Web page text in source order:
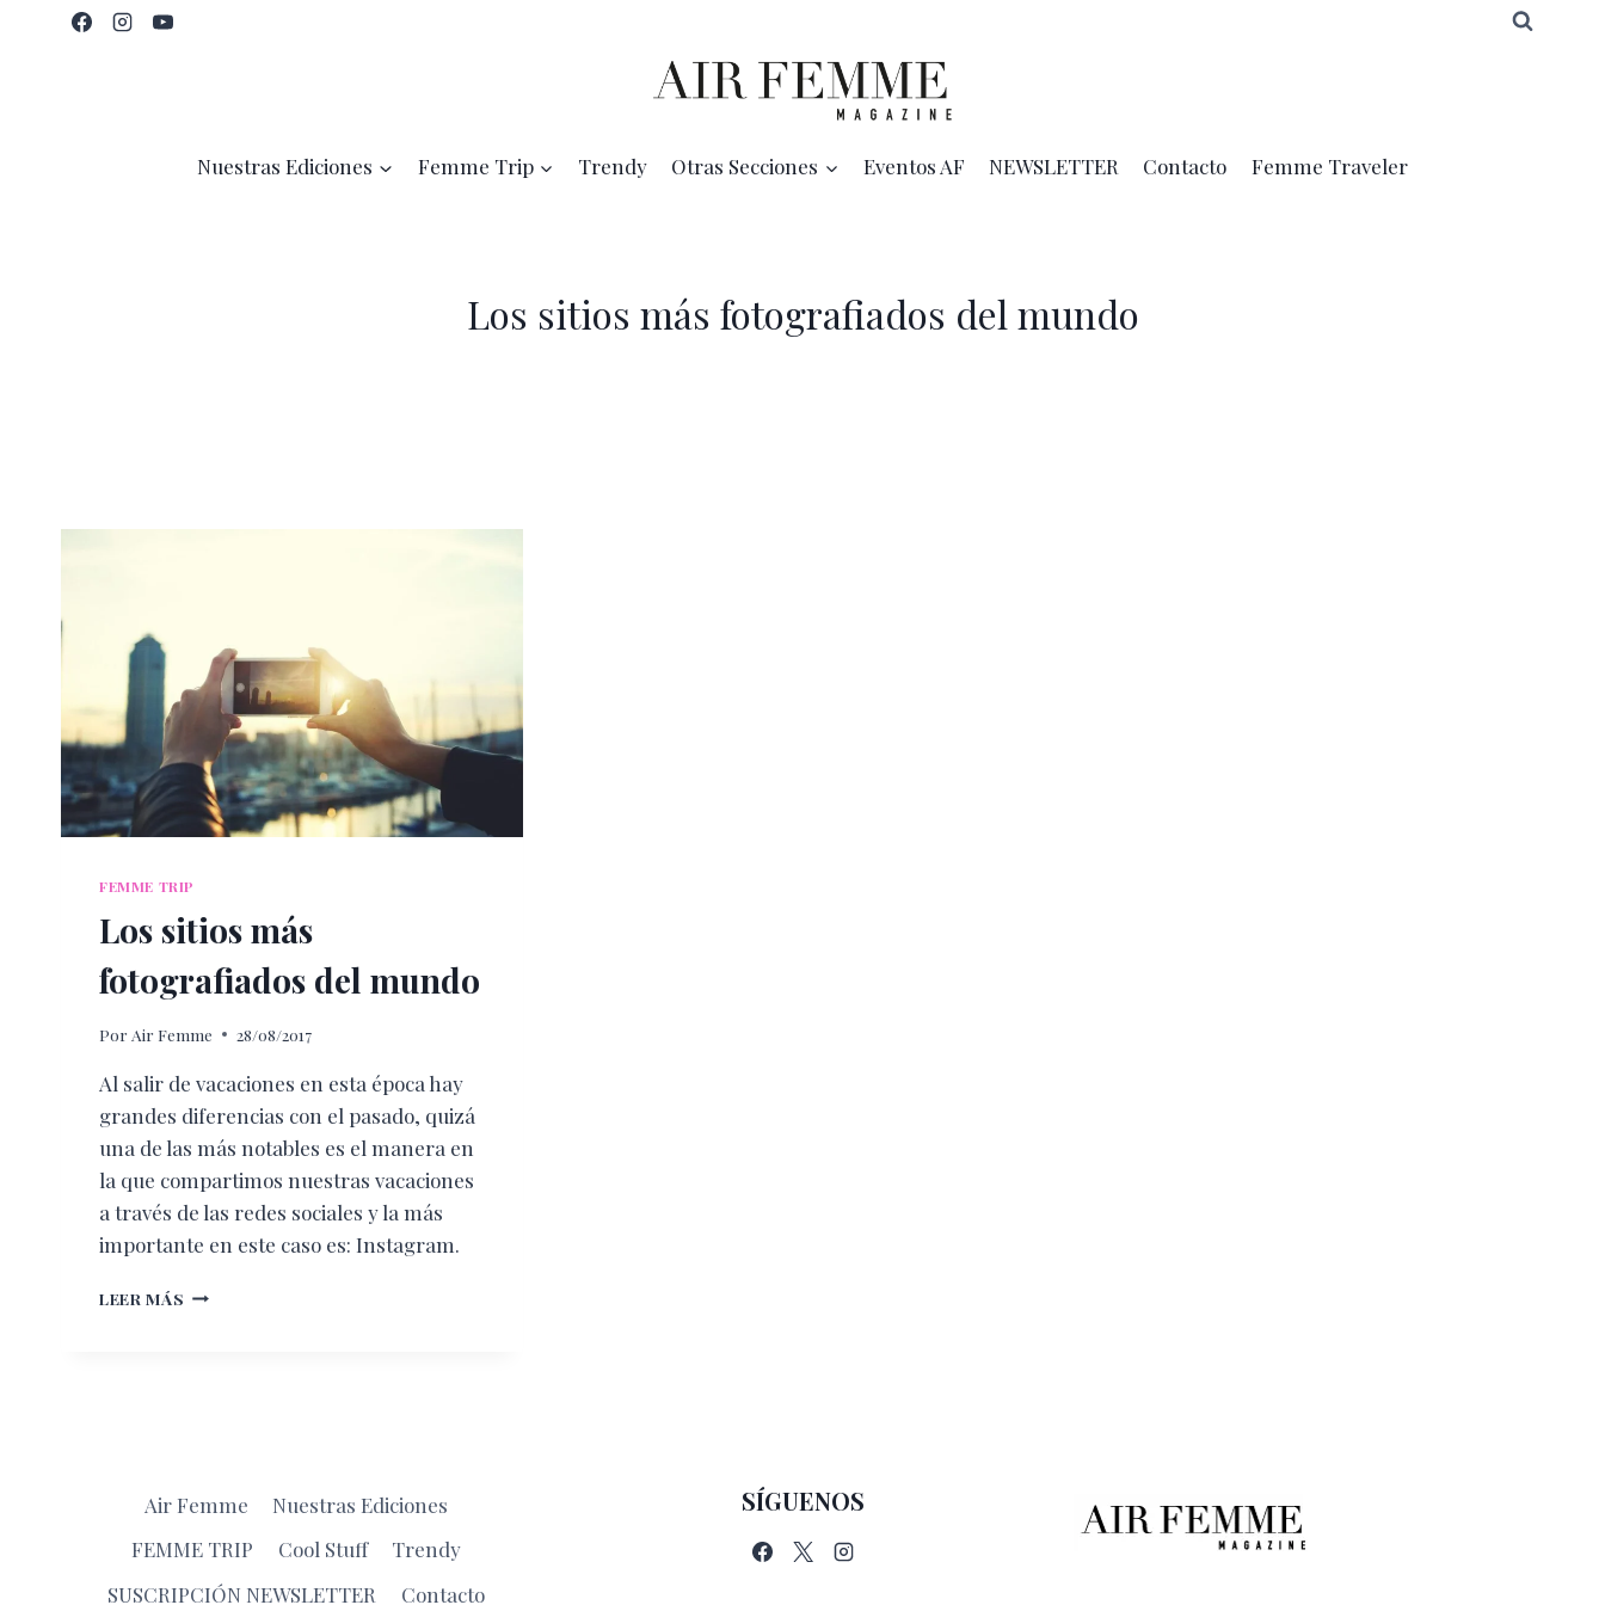
Nuestras Ediciones Femme Trip Trendy Otras Secciones Eventos AF NEWSLETTER Contacto Femme Traveler
Los sitios más fotografiados del mundo
FEMME TRIP
Los sitios más
fotografiados del mundo
Por Air Femme 28/08/2017
Al salir de vacaciones en esta época hay
grandes diferencias con el pasado, quizá
una de las más notables es el manera en
la que compartimos nuestras vacaciones
a través de las redes sociales y la más
importante en este caso es: Instagram.
LEER MÁS LOS
Air Femme
Nuestras Ediciones
FEMME TRIP
Cool Stuff
Trendy
SUSCRIPCIÓN NEWSLETTER
Contacto
SÍGUENOS